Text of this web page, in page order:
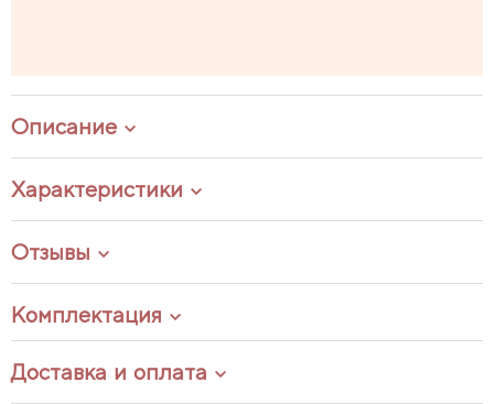
Описание
Характеристики
Отзывы
Комплектация
Доставка и оплата